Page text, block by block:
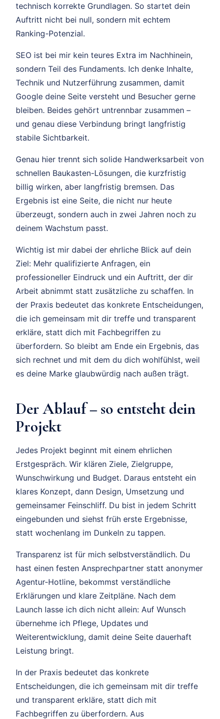
technisch korrekte Grundlagen. So startet dein
Auftritt nicht bei null, sondern mit echtem
Ranking-Potenzial.
SEO ist bei mir kein teures Extra im Nachhinein,
sondern Teil des Fundaments. Ich denke Inhalte,
Technik und Nutzerführung zusammen, damit
Google deine Seite versteht und Besucher gerne
bleiben. Beides gehört untrennbar zusammen –
und genau diese Verbindung bringt langfristig
stabile Sichtbarkeit.
Genau hier trennt sich solide Handwerksarbeit von
schnellen Baukasten-Lösungen, die kurzfristig
billig wirken, aber langfristig bremsen. Das
Ergebnis ist eine Seite, die nicht nur heute
überzeugt, sondern auch in zwei Jahren noch zu
deinem Wachstum passt.
Wichtig ist mir dabei der ehrliche Blick auf dein
Ziel: Mehr qualifizierte Anfragen, ein
professioneller Eindruck und ein Auftritt, der dir
Arbeit abnimmt statt zusätzliche zu schaffen. In
der Praxis bedeutet das konkrete Entscheidungen,
die ich gemeinsam mit dir treffe und transparent
erkläre, statt dich mit Fachbegriffen zu
überfordern. So bleibt am Ende ein Ergebnis, das
sich rechnet und mit dem du dich wohlfühlst, weil
es deine Marke glaubwürdig nach außen trägt.
Der Ablauf – so entsteht dein
Projekt
Jedes Projekt beginnt mit einem ehrlichen
Erstgespräch. Wir klären Ziele, Zielgruppe,
Wunschwirkung und Budget. Daraus entsteht ein
klares Konzept, dann Design, Umsetzung und
gemeinsamer Feinschliff. Du bist in jedem Schritt
eingebunden und siehst früh erste Ergebnisse,
statt wochenlang im Dunkeln zu tappen.
Transparenz ist für mich selbstverständlich. Du
hast einen festen Ansprechpartner statt anonymer
Agentur-Hotline, bekommst verständliche
Erklärungen und klare Zeitpläne. Nach dem
Launch lasse ich dich nicht allein: Auf Wunsch
übernehme ich Pflege, Updates und
Weiterentwicklung, damit deine Seite dauerhaft
Leistung bringt.
In der Praxis bedeutet das konkrete
Entscheidungen, die ich gemeinsam mit dir treffe
und transparent erkläre, statt dich mit
Fachbegriffen zu überfordern. Aus